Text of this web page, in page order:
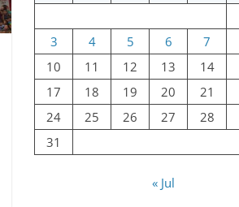
3
4 5 6 7
10
11 12 13 14
17
18 19 20 21
24
25 26 27 28
31
« Jul